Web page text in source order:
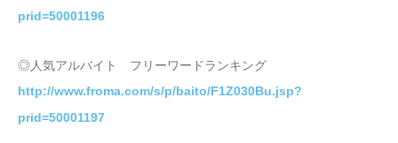
prid=50001196
◎人気アルバイト フリーワードランキング
http://www.froma.com/s/p/baito/F1Z030Bu.jsp?
prid=50001197